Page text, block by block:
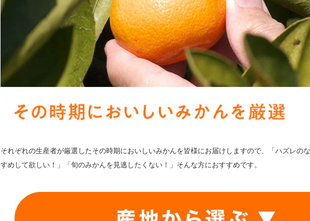
それぞれの生産者が厳選したその時期においしいみかんを皆様にお届けしますので、「ハズレの
すめして欲しい！」「旬のみかんを見逃したくない！」そんな方におすすめです。